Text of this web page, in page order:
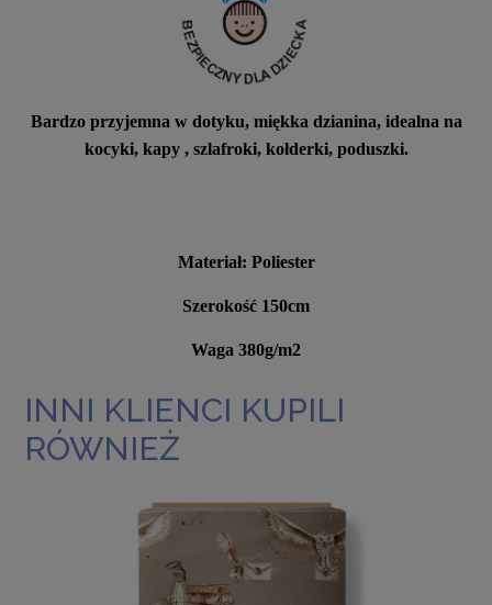
Bardzo przyjemna w dotyku, miękka dzianina, idealna na
kocyki, kapy , szlafroki, kołderki, poduszki.
Materiał: Poliester
Szerokość 150cm
Waga 380g/m2
INNI KLIENCI KUPILI
RÓWNIEŻ